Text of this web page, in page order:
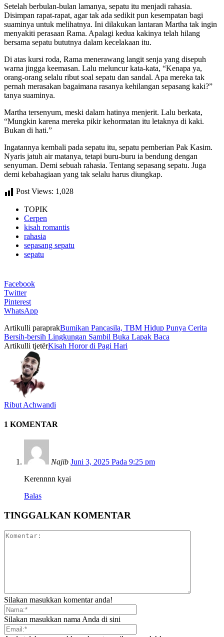
Setelah berbulan-bulan lamanya, sepatu itu menjadi rahasia.
Disimpan rapat-rapat, agar tak ada sedikit pun kesempatan bagi
suaminya untuk melihatnya. Ini dilakukan lantaran Martha tak ingin
menyakiti perasaan Rama. Apalagi kedua kakinya telah hilang
bersama sepatu bututnya dalam kecelakaan itu.
Di atas kursi roda, Rama menerawang langit senja yang disepuh
warna jingga keemasan. Lalu meluncur kata-kata, “Kenapa ya,
orang-orang selalu ribut soal sepatu dan sandal. Apa mereka tak
pernah merasakan bagaimana rasanya kehilangan sepasang kaki?”
tanya suaminya.
Martha tersenyum, meski dalam hatinya menjerit. Lalu berkata,
“Mungkin karena mereka pikir kehormatan itu letaknya di kaki.
Bukan di hati.”
Ingatannya kembali pada sepatu itu, sepatu pemberian Pak Kasim.
Nyaris jatuh air matanya, tetapi buru-buru ia bendung dengan
senyuman. Demi sebuah rahasia. Tentang sepasang sepatu. Juga
demi kebahagiaan yang tak selalu harus diungkap.
Post Views: 1,028
TOPIK
Cerpen
kisah romantis
rahasia
sepasang sepatu
sepatu
Facebook
Twitter
Pinterest
WhatsApp
Artikulli paraprakBumikan Pancasila, TBM Hidup Punya Cerita
Bersih-bersih Lingkungan Sambil Buka Lapak Baca
Artikulli tjetërKisah Horor di Pagi Hari
Ribut Achwandi
1 KOMENTAR
Najib Juni 3, 2025 Pada 9:25 pm
Kerennnn kyai
Balas
TINGGALKAN KOMENTAR
Silakan masukkan komentar anda!
Silakan masukkan nama Anda di sini